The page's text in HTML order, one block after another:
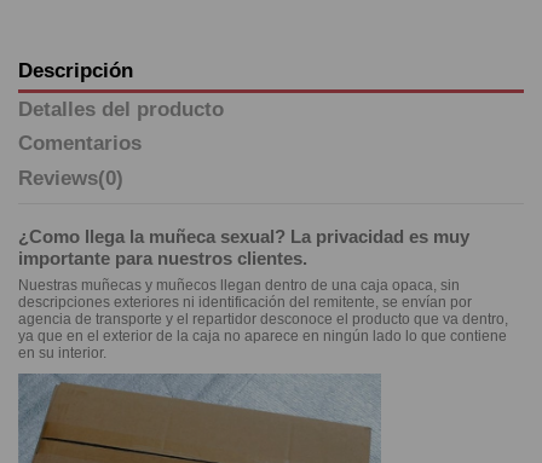
Descripción
Detalles del producto
Comentarios
Reviews(0)
¿Como llega la muñeca sexual? La privacidad es muy
importante para nuestros clientes.
Nuestras muñecas y muñecos llegan dentro de una caja opaca, sin
descripciones exteriores ni identificación del remitente, se envían por
agencia de transporte y el repartidor desconoce el producto que va dentro,
ya que en el exterior de la caja no aparece en ningún lado lo que contiene
en su interior.